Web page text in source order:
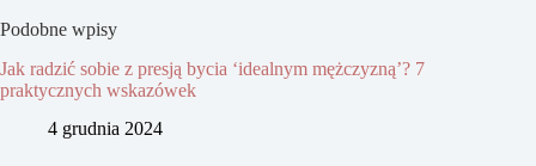
Podobne wpisy
Jak radzić sobie z presją bycia ‘idealnym mężczyzną’? 7
praktycznych wskazówek
4 grudnia 2024